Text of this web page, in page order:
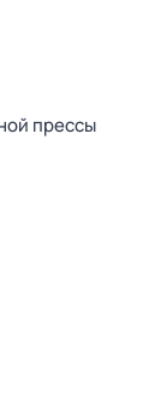
прессы